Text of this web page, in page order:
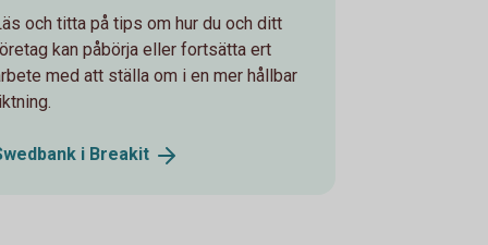
och titta på tips om hur du och ditt
kan påbörja eller fortsätta ert
med att ställa om i en mer hållbar
i Breakit